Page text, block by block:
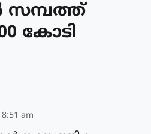
സമ്പത്ത്
കോടി
am